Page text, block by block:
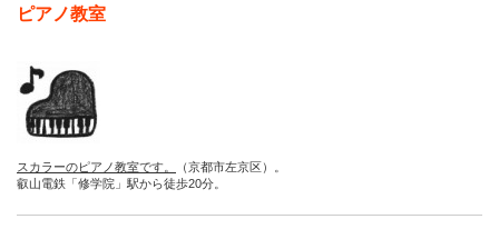
ピアノ教室
スカラーのピアノ教室です。
（京都市左京区）。
叡山電鉄「修学院」駅から徒歩20分。